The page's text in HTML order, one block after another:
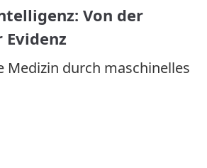
Von der
Medizin durch maschinelles